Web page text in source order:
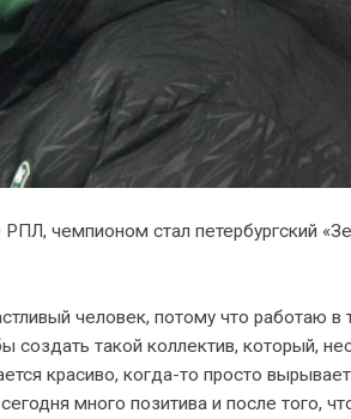
чемпионом стал петербургский
человек, потому что работаю
такой коллектив, который,
красиво, когда-то просто
много позитива и после того,